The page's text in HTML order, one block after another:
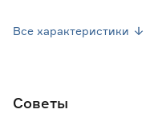
Все характеристики
Советы